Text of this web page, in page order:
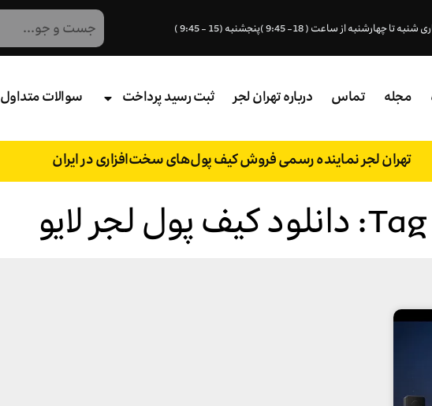
مجله تماس درباره تهران لجر ثبت رسید پرداخت سوالات متداول
تهران لجر نماینده رسمی فروش کیف پول‌های سخت‌افزاری در ایران
Tag: دانلود کیف پول لجر لایو